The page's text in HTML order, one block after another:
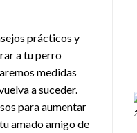
prácticos y
a tu perro
medidas
a suceder.
para aumentar
amado amigo de